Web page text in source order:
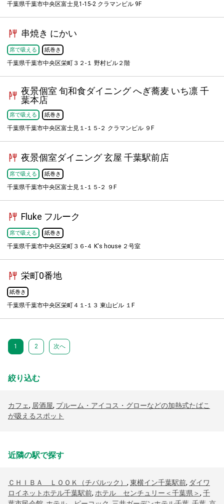
千葉県千葉市中央区富士見1-15-2 クラマンビル 9F
串焼き にかい
席で吸える 紙巻き
千葉県千葉市中央区栄町３２-１ 野村ビル２階
夜景個室 旬和食ダイニング へぎ蕎麦 いち凛 千
葉本店
席で吸える 紙巻き
千葉県千葉市中央区富士見１-１５-２ クラマンビル ９F
夜景個室ダイニング 玄屋 千葉駅前店
席で吸える 紙巻き
千葉県千葉市中央区富士見１-１５-２ ９F
Fluke フルーク
席で吸える 紙巻き
千葉県千葉市中央区栄町３６-４ K's house ２号室
栄町0番地
紙巻き
千葉県千葉市中央区栄町４１-１３ 東山ビル １F
1 2 次へ
絞り込む
カフェ, 居酒屋, プルーム・アイコス・グローなどの加熱式たばこ
が吸えるスポット
近隣の駅で探す
ＣＨＩＢＡ ＬＯＯＫ（チバルック） , 東横イン千葉駅前, ダイワ
ロイネットホテル千葉駅前, ホテル センチュリー＜千葉県＞, 千